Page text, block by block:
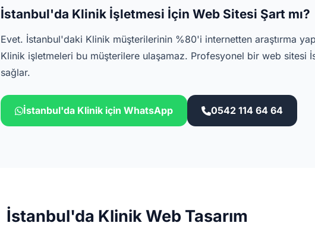
İstanbul'da Klinik İşletmesi İçin Web Sitesi Şart mı?
Evet. İstanbul'daki Klinik müşterilerinin %80'i internetten araştırma
Klinik işletmeleri bu müşterilere ulaşamaz. Profesyonel bir web sitesi
sağlar.
İstanbul'da Klinik için WhatsApp 0542 114 64 64
İstanbul'da Klinik Web Tasarım